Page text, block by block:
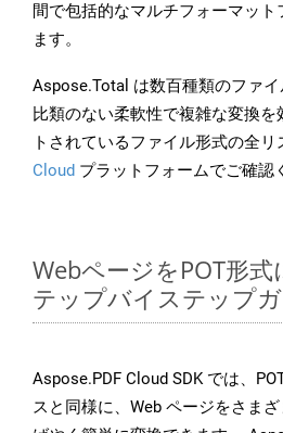
間で包括的なマルチフォーマット
ます。
Aspose.Total は数百種類のファイ
比類のない柔軟性で複雑な変換
トされているファイル形式の全リ
Cloud プラットフォームでご確認
WebページをPOT形式
テップバイステップ
Aspose.PDF Cloud SDK では、
スと同様に、Web ページをさま